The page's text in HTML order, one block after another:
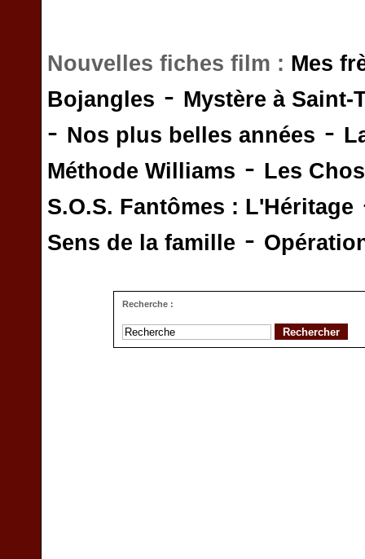
Nouvelles fiches film : Mes
Bojangles - Mystère à Saint-
- Nos plus belles années -
Méthode Williams - Les
S.O.S. Fantômes : L'Héritage
Sens de la famille -
Recherche :